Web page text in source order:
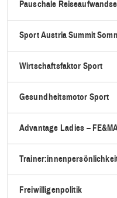
Pauschale
Sport Austria Summit
Wirtschaftsfaktor Sport
Gesundheitsmotor Sport
Advantage Ladies –
Freiwilligenpolitik